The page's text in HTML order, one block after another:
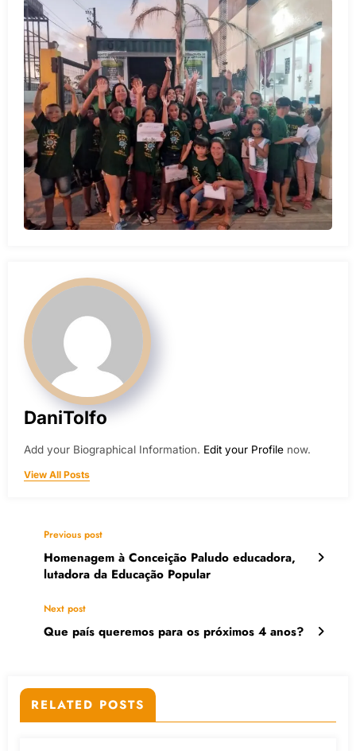
DaniTolfo
Add your Biographical Information. Edit your Profile now.
View All Posts
Previous post
Homenagem à Conceição Paludo educadora,
lutadora da Educação Popular
Next post
Que país queremos para os próximos 4 anos?
RELATED POSTS